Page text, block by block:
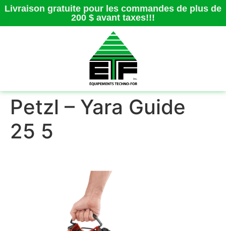
Livraison gratuite pour les commandes de plus de
200 $ avant taxes!!!
Petzl – Yara Guide
25 5